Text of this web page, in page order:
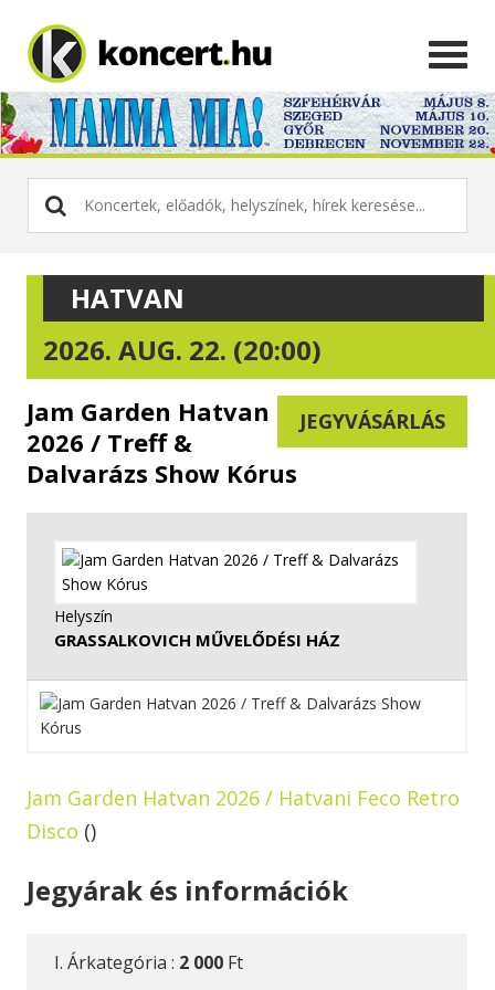
HATVAN
2026. AUG. 22. (20:00)
JEGYVÁSÁRLÁS
Jam Garden Hatvan
2026 / Treff &
Dalvarázs Show Kórus
Helyszín
GRASSALKOVICH MŰVELŐDÉSI HÁZ
Jam Garden Hatvan 2026 / Hatvani Feco Retro
Disco ()
Jegyárak és információk
I. Árkategória : 2 000 Ft